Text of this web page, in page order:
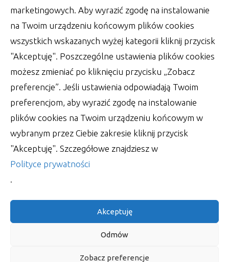
marketingowych. Aby wyrazić zgodę na instalowanie
na Twoim urządzeniu końcowym plików cookies
wszystkich wskazanych wyżej kategorii kliknij przycisk
"Akceptuję". Poszczególne ustawienia plików cookies
możesz zmieniać po kliknięciu przycisku „Zobacz
preferencje”. Jeśli ustawienia odpowiadają Twoim
preferencjom, aby wyrazić zgodę na instalowanie
plików cookies na Twoim urządzeniu końcowym w
wybranym przez Ciebie zakresie kliknij przycisk
"Akceptuję". Szczegółowe znajdziesz w
Polityce prywatności
.
Akceptuję
Odmów
Zobacz preferencje
Wsparcie księgowości – zadbaj o
jednolity plik kontrolny
utrzymać na dłużej jedną pracę, wypada ciągle